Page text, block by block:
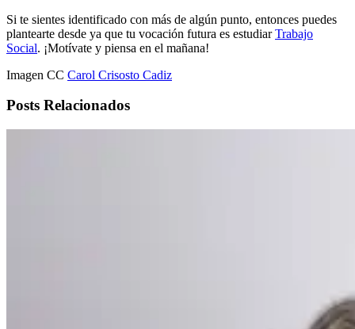
Si te sientes identificado con más de algún punto, entonces puedes
plantearte desde ya que tu vocación futura es estudiarTrabajo
Social. ¡Motívate y piensa en el mañana!
Imagen CC Carol Crisosto Cadiz
Posts Relacionados